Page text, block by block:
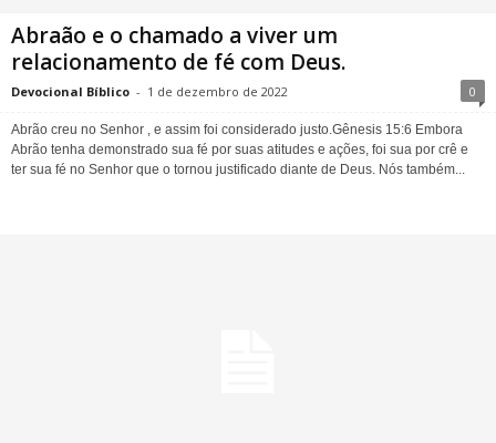
Abraão e o chamado a viver um
relacionamento de fé com Deus.
Devocional Bíblico - 1 de dezembro de 2022 0
Abrão creu no Senhor , e assim foi considerado justo.Gênesis 15:6 Embora
Abrão tenha demonstrado sua fé por suas atitudes e ações, foi sua por crê e
ter sua fé no Senhor que o tornou justificado diante de Deus. Nós também...